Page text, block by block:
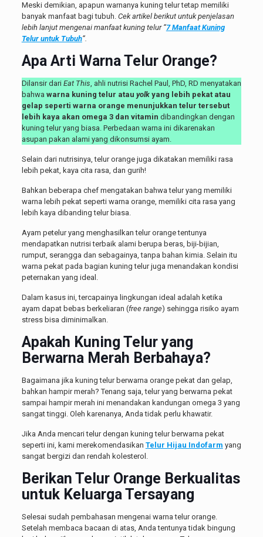
Meski demikian, apapun warnanya kuning telur tetap memiliki
banyak manfaat bagi tubuh. Cek artikel berikut untuk penjelasan
lebih lanjut mengenai manfaat kuning telur “7 Manfaat Kuning
Telur untuk Tubuh“.
Apa Arti Warna Telur Orange?
Dilansir dari Eat This, ahli nutrisi Rachel Paul, PhD, RD menyatakan
bahwa warna kuning telur atau yolkyang lebih pekat atau
gelap seperti warna orange menunjukkan telur tersebut
lebih kaya akan omega 3 dan vitamin dibandingkan dengan
kuning telur yang biasa. Perbedaan warna ini dikarenakan
asupan pakan alami yang dikonsumsi ayam.
Selain dari nutrisinya, telur orange juga dikatakan memiliki rasa
lebih pekat, kaya cita rasa, dan gurih!
Bahkan beberapa chef mengatakan bahwa telur yang memiliki
warna lebih pekat seperti warna orange, memiliki cita rasa yang
lebih kaya dibanding telur biasa.
Ayam petelur yang menghasilkan telur orange tentunya
mendapatkan nutrisi terbaik alami berupa beras, biji-bijian,
rumput, serangga dan sebagainya, tanpa bahan kimia. Selain itu
warna pekat pada bagian kuning telur juga menandakan kondisi
peternakan yang ideal.
Dalam kasus ini, tercapainya lingkungan ideal adalah ketika
ayam dapat bebas berkeliaran (free range) sehingga risiko ayam
stress bisa diminimalkan.
Apakah Kuning Telur yang
Berwarna Merah Berbahaya?
Bagaimana jika kuning telur berwarna orange pekat dan gelap,
bahkan hampir merah? Tenang saja, telur yang berwarna pekat
sampai hampir merah ini menandakan kandungan omega 3 yang
sangat tinggi. Oleh karenanya, Anda tidak perlu khawatir.
Jika Anda mencari telur dengan kuning telur berwarna pekat
seperti ini, kami merekomendasikan Telur Hijau Indofarm yang
sangat bergizi dan rendah kolesterol.
Berikan Telur Orange Berkualitas
untuk Keluarga Tersayang
Selesai sudah pembahasan mengenai warna telur orange.
Setelah membaca bacaan di atas, Anda tentunya tidak bingung